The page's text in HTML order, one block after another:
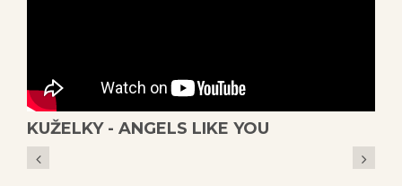
KUŽELKY - ANGELS LIKE YOU